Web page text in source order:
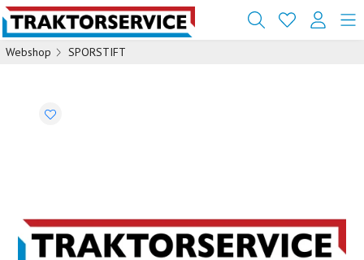
Webshop SPORSTIFT